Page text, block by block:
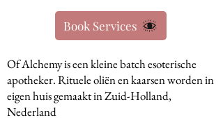
Book Services
Of Alchemy is een kleine batch esoterische
apotheker. Rituele oliën en kaarsen worden in
eigen huis gemaakt in Zuid-Holland,
Nederland